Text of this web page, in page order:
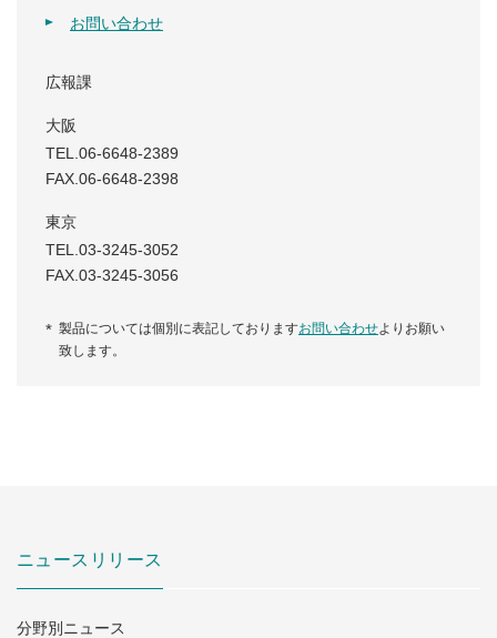
お問い合わせ
広報課
大阪
TEL.06-6648-2389
FAX.06-6648-2398
東京
TEL.03-3245-3052
FAX.03-3245-3056
製品については個別に表記しておりますお問い合わせよりお願い
致します。
ニュースリリース
分野別ニュース